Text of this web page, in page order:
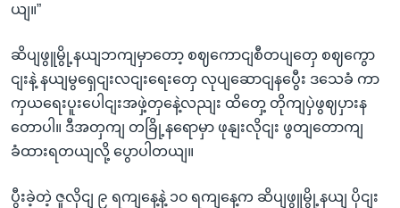
ယျ။”
ဆိပျဖွူမွို့နယျဘကျမှာတော့ စဈကောငျစီတပျတှေ စဈကွော
ငျးနဲ့ နယျမွရှေငျးလငျးရေးတှေ လုပျဆောငျနပွေီး ဒသေခံ ကာ
ကှယရေးပူးပေါငျးအဖှဲ့တှနေဲ့လညျး ထိတှေ့ တိုကျပှဲဖွဈပှားန
တောပါ။ ဒီအတှကျ တခြို့နရောမှာ ဖုနျးလိုငျး ဖွတျတောကျ
ခံထားရတယျလို့ ပွောပါတယျ။
ပွီးခဲ့တဲ့ ဇူလိုငျ ၉ ရကျနေ့နဲ့ ၁၀ ရကျနေ့က ဆိပျဖွူမွို့နယျ ပိုငျး